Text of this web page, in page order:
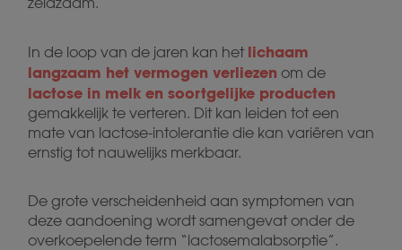
In de loop van de jaren kan het lichaam
langzaam het vermogen verliezen om de
lactose in melk en soortgelijke producten
gemakkelijk te verteren. Dit kan leiden tot een
mate van lactose-intolerantie die kan variëren van
ernstig tot nauwelijks merkbaar.
De grote verscheidenheid aan symptomen van
deze aandoening wordt samengevat onder de
overkoepelende term “lactosemalabsorptie”.